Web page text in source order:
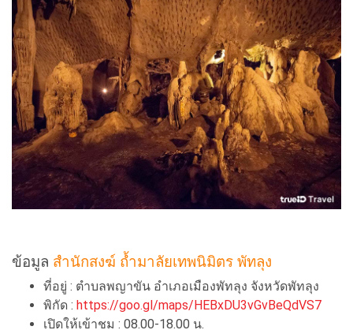
ข้อมูล สำนักสงฆ์ ถ้ำมาลัยเทพนิมิตร พัทลุง
ที่อยู่ : ตำบลพญาขัน อำเภอเมืองพัทลุง จังหวัดพัทลุง
พิกัด : https://goo.gl/maps/HEBxDU3vGvBeQdVS7
เปิดให้เข้าชม : 08.00-18.00 น.